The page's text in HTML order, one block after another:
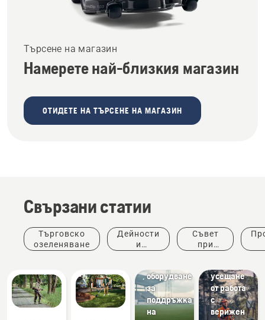
Търсене на магазин
Намерете най-близкия магазин
ОТИДЕТЕ НА ТЪРСЕНЕ НА МАГАЗИН
Свързани статии
Търговско
озеленяване
Дейности
и
Съвет
при
Спортни
клубове
Косачки
оборудване
за
поддръжка
на
Изпитайте
усещане
от работа
с
верижен